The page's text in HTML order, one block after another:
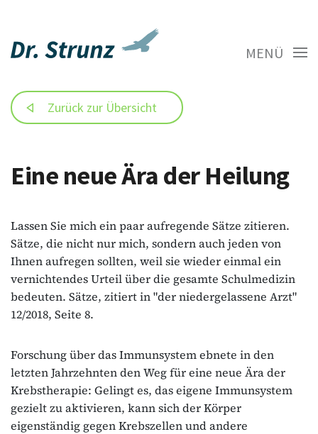
MENÜ
Zurück zur Übersicht
Eine neue Ära der Heilung
Lassen Sie mich ein paar aufregende Sätze zitieren.
Sätze, die nicht nur mich, sondern auch jeden von
Ihnen aufregen sollten, weil sie wieder einmal ein
vernichtendes Urteil über die gesamte Schulmedizin
bedeuten. Sätze, zitiert in "der niedergelassene Arzt"
12/2018, Seite 8.
Forschung über das Immunsystem ebnete in den
letzten Jahrzehnten den Weg für eine neue Ära der
Krebstherapie: Gelingt es, das eigene Immunsystem
gezielt zu aktivieren, kann sich der Körper
eigenständig gegen Krebszellen und andere